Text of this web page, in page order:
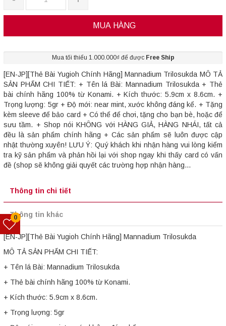
MUA HÀNG
Mua tối thiểu 1.000.000₫ để được Free Ship
[EN-JP][Thẻ Bài Yugioh Chính Hãng] Mannadium Trilosukda MÔ TẢ
SẢN PHẨM CHI TIẾT: + Tên lá Bài: Mannadium Trilosukda + Thẻ
bài chính hãng 100% từ Konami. + Kích thước: 5.9cm x 8.6cm. +
Trọng lượng: 5gr + Độ mới: near mint, xước không đáng kể. + Tặng
kèm sleeve để bảo card + Có thể để chơi, tặng cho bạn bè, hoặc để
sưu tầm. + Shop nói KHÔNG với HÀNG GIẢ, HÀNG NHÁI, tất cả
đều là sản phẩm chính hãng + Các sản phẩm sẽ luôn được cập
nhật thường xuyên! LƯU Ý: Quý khách khi nhận hàng vui lòng kiểm
tra kỹ sản phẩm và phản hồi lại với shop ngay khi thấy card có vấn
đề (shop sẽ không giải quyết các trường hợp nhận hàng...
Thông tin chi tiết
Thông tin khác
[EN-JP][Thẻ Bài Yugioh Chính Hãng] Mannadium Trilosukda
MÔ TẢ SẢN PHẨM CHI TIẾT:
+ Tên lá Bài: Mannadium Trilosukda
+ Thẻ bài chính hãng 100% từ Konami.
+ Kích thước: 5.9cm x 8.6cm.
+ Trọng lượng: 5gr
0